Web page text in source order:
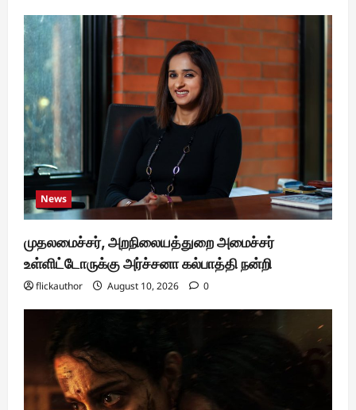
News
முதலமைச்சர், அறநிலையத்துறை அமைச்சர்
உள்ளிட்டோருக்கு அர்ச்சனா கல்பாத்தி நன்றி
flickauthor August 10, 2026 0